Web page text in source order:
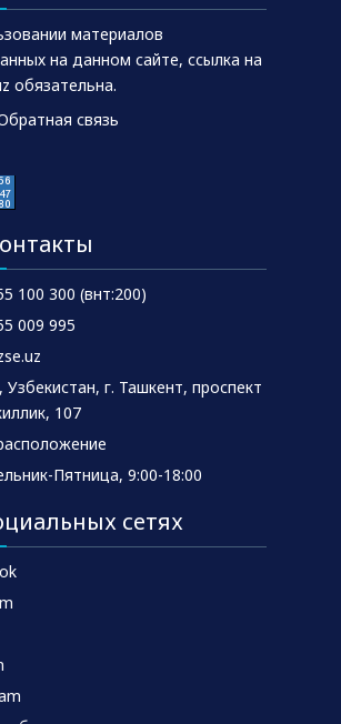
материалов
на данном сайте, ссылка на
обязательна.
связь
100 300 (внт:200)
009 995
Узбекистан, г. Ташкент, проспект
107
Пятница, 9:00-18:00
сетях